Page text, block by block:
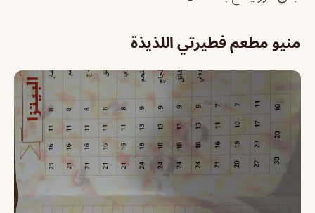
منيو مطعم فطيرتي اللذيذة